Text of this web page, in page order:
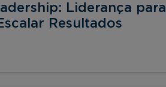
Liderança para
Resultados